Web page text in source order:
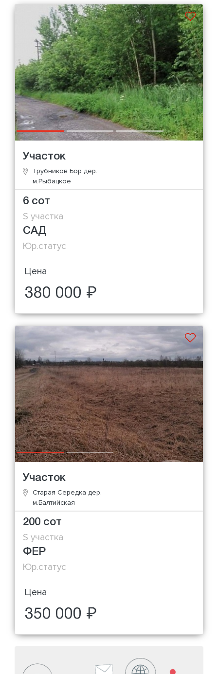
Участок
Трубников Бор дер.
м.Рыбацкое
6 сот
S участка
САД
Юр.статус
Цена
380 000 ₽
Участок
Старая Середка дер.
м.Балтийская
200 сот
S участка
ФЕР
Юр.статус
Цена
350 000 ₽